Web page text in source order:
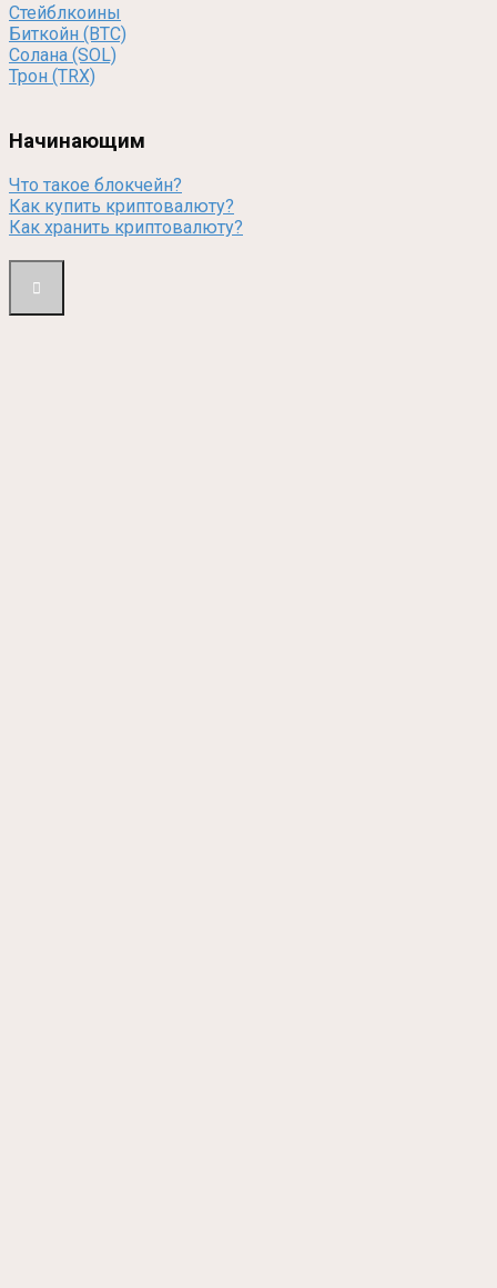
Стейблкоины
Биткойн (BTC)
Солана (SOL)
Трон (TRX)
Начинающим
Что такое блокчейн?
Как купить криптовалюту?
Как хранить криптовалюту?